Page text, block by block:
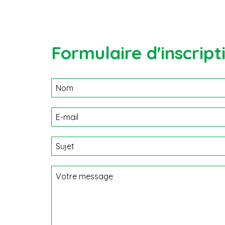
Formulaire